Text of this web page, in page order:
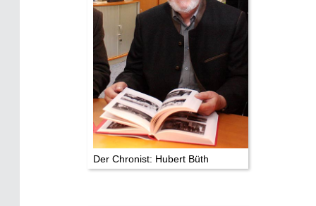
Die Stars:
Wer hat wo gedreht?
Mediathek
Impressum
Datenschutz
Der Chronist: Hubert Büth